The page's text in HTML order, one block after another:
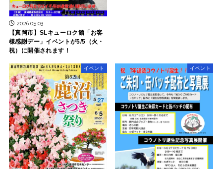
2026.05.03
【真岡市】SLキューロク館「お客
様感謝デー」イベントが5/5（火・
祝）に開催されます！
イベント イベント